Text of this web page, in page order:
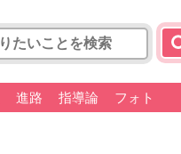
進路 指導論 フォト